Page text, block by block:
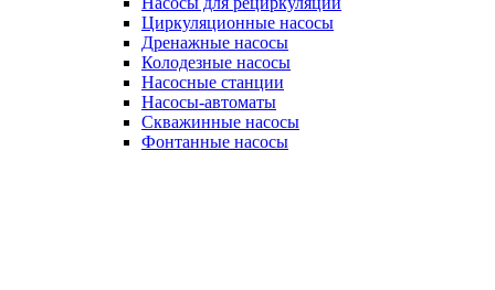
Циркуляционные насосы
Дренажные насосы
Колодезные насосы
Насосные станции
Насосы-автоматы
Скважинные насосы
Фонтанные насосы